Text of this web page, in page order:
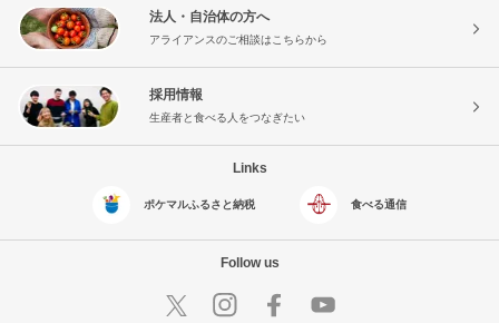
法人・自治体の方へ
アライアンスのご相談はこちらから
採用情報
生産者と食べる人をつなぎたい
Links
ポケマルふるさと納税 食べる通信
Follow us